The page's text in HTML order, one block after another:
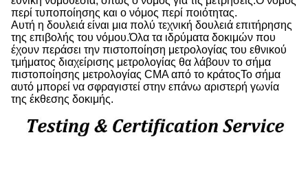
περί τυποποίησης και ο νόμος περί ποιότητας.
Αυτή η δουλειά είναι μια πολύ τεχνική δουλειά επιτήρησης
της επιβολής του νόμου.Όλα τα ιδρύματα δοκιμών που
έχουν περάσει την πιστοποίηση μετρολογίας του εθνικού
τμήματος διαχείρισης μετρολογίας θα λάβουν το σήμα
πιστοποίησης μετρολογίας CMA από το κράτοςΤο σήμα
αυτό μπορεί να σφραγιστεί στην επάνω αριστερή γωνία
της έκθεσης δοκιμής.